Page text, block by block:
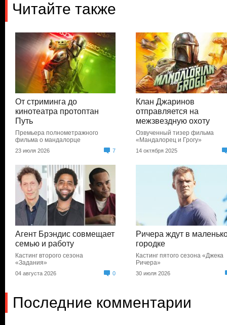
Читайте также
От стриминга до
кинотеатра протоптан
Путь
Премьера полнометражного
фильма о мандалорце
23 июля 2026 7
Клан Джаринов
отправляется на
межзвездную охоту
Озвученный тизер фильма
«Мандалорец и Грогу»
14 октября 2025
Агент Брэндис совмещает
семью и работу
Кастинг второго сезона
«Задания»
04 августа 2026 0
Ричера ждут в
городке
Кастинг пятого сезона «Джека
Ричера»
30 июля 2026
Последние комментарии